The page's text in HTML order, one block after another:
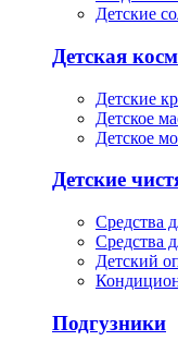
Детские
Детская
Детские
Детское
Детское
Детские
Средства
Средства
Детский
Подгузники